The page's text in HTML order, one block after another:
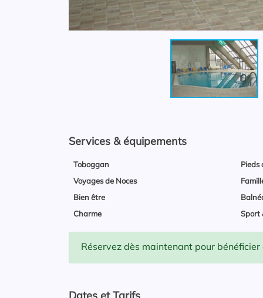
Services & équipements
Toboggan
Pieds
Voyages de Noces
Bien être
Charme
Sport
Réservez dès maintenant pour